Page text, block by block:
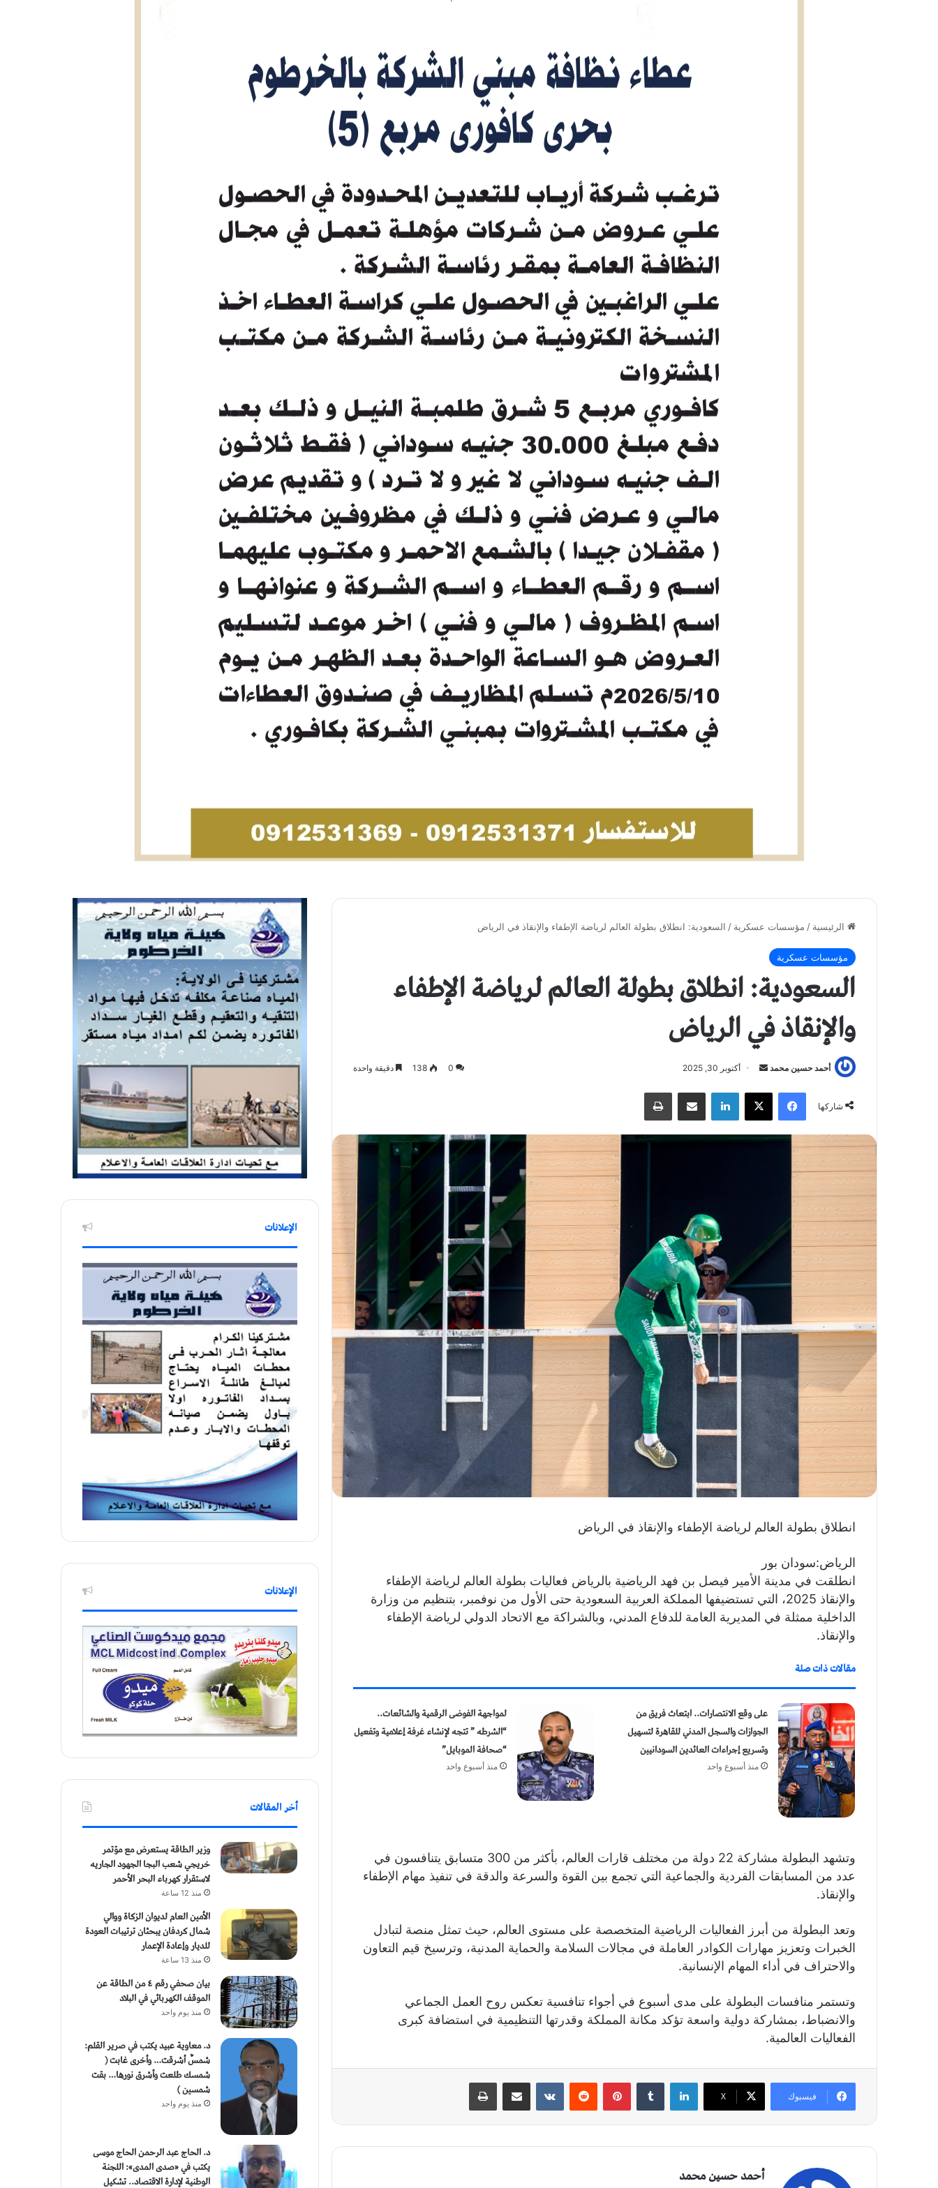
الرئيسية / مؤسسات عسكرية / السعودية: انطلاق بطولة العالم لرياضة الإطفاء والإنقاذ في الرياض
مؤسسات عسكرية
السعودية: انطلاق بطولة العالم لرياضة الإطفاء
والإنقاذ في الرياض
أحمد حسين محمد
س
ب
ر
ي
أكتوبر 30, 2025 0
138 دقيقة واحدة
شاركها
فيسبوك لينكدإن
انطلاق بطولة العالم لرياضة الإطفاء والإنقاذ في الرياض
الرياض:سودان بور
انطلقت في مدينة الأمير فيصل بن فهد الرياضية بالرياض فعاليات بطولة العالم لرياضة الإطفاء
والإنقاذ 2025، التي تستضيفها المملكة العربية السعودية حتى الأول من نوفمبر، بتنظيم من وزارة
الداخلية ممثلة في المديرية العامة للدفاع المدني، وبالشراكة مع الاتحاد الدولي لرياضة الإطفاء
والإنقاذ.
مقالات ذات صلة
​على وقع الانتصارات.. ابتعاث فريق من
الجوازات والسجل المدني للقاهرة لتسهيل
وتسريع إجراءات العائدين السودانيين
منذ أسبوع واحد
لمواجهة الفوضى الرقمية والشائعات..
“الشرطه ” تتجه لإنشاء غرفة إعلامية وتفعيل
“صحافة الموبايل”
منذ أسبوع واحد
وتشهد البطولة مشاركة 22 دولة من مختلف قارات العالم، بأكثر من 300 متسابق يتنافسون في
عدد من المسابقات الفردية والجماعية التي تجمع بين القوة والسرعة والدقة في تنفيذ مهام الإطفاء
والإنقاذ.
وتعد البطولة من أبرز الفعاليات الرياضية المتخصصة على مستوى العالم، حيث تمثل منصة لتبادل
الخبرات وتعزيز مهارات الكوادر العاملة في مجالات السلامة والحماية المدنية، وترسيخ قيم التعاون
والاحتراف في أداء المهام الإنسانية.
وتستمر منافسات البطولة على مدى أسبوع في أجواء تنافسية تعكس روح العمل الجماعي
والانضباط، بمشاركة دولية واسعة تؤكد مكانة المملكة وقدرتها التنظيمية في استضافة كبرى
الفعاليات العالمية.
فيسبوك X
لينكدإن بينتيريست
أحمد حسين محمد
الإعلانات
الإعلانات
أخر المقالات
وزير الطاقة يستعرض مع مؤتمر
خريجي شعب البجا الجهود الجاريه
لاستقرار كهرباء البحر الأحمر
منذ 12 ساعة
الأمين العام لديوان الزكاة ووالي
شمال كردفان يبحثان ترتيبات العودة
للديار وإعادة الإعمار
منذ 13 ساعة
بيان صحفي رقم ٤ من الطاقة ​عن
الموقف الكهربائي في البلاد
منذ يوم واحد
د. معاوية عبيد يكتب في صرير القلم:
شمسٌ أشرقت… وأخرى غابت (
شمسك طلعت وأشرق نورها… بقت
شمسين )
منذ يوم واحد
د. الحاج عبد الرحمن الحاج موسى
يكتب في «صدى المدى»: اللجنة
الوطنية لإدارة الاقتصاد.. تشكيل